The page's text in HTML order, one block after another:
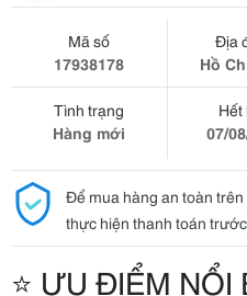
Mã số
17938178
Địa
Hồ
Tình trạng
Hàng mới
Hết
07/
Để mua hàng an toàn
thực hiện thanh toán
⭐ ƯU ĐIỂM NỔI